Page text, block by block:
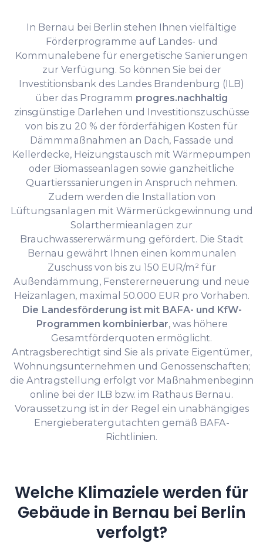
In Bernau bei Berlin stehen Ihnen vielfältige
Förderprogramme auf Landes- und
Kommunalebene für energetische Sanierungen
zur Verfügung. So können Sie bei der
Investitionsbank des Landes Brandenburg (ILB)
über das Programm progres.nachhaltig
zinsgünstige Darlehen und Investitionszuschüsse
von bis zu 20 % der förderfähigen Kosten für
Dämmmaßnahmen an Dach, Fassade und
Kellerdecke, Heizungstausch mit Wärmepumpen
oder Biomasseanlagen sowie ganzheitliche
Quartierssanierungen in Anspruch nehmen.
Zudem werden die Installation von
Lüftungsanlagen mit Wärmerückgewinnung und
Solarthermieanlagen zur
Brauchwassererwärmung gefördert. Die Stadt
Bernau gewährt Ihnen einen kommunalen
Zuschuss von bis zu 150 EUR/m² für
Außendämmung, Fenstererneuerung und neue
Heizanlagen, maximal 50.000 EUR pro Vorhaben.
Die Landesförderung ist mit BAFA- und KfW-
Programmen kombinierbar, was höhere
Gesamtförderquoten ermöglicht.
Antragsberechtigt sind Sie als private Eigentümer,
Wohnungsunternehmen und Genossenschaften;
die Antragstellung erfolgt vor Maßnahmenbeginn
online bei der ILB bzw. im Rathaus Bernau.
Voraussetzung ist in der Regel ein unabhängiges
Energieberatergutachten gemäß BAFA-
Richtlinien.
Welche Klimaziele werden für
Gebäude in Bernau bei Berlin
verfolgt?